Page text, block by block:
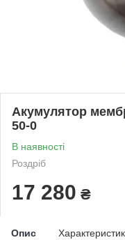
Акумулятор
50-0
В наявності
Роздріб
17 280 ₴
Опис